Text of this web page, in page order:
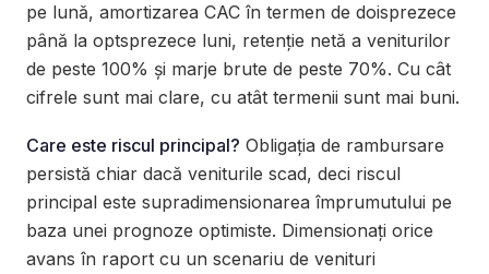
pe lună, amortizarea CAC în termen de doisprezece
până la optsprezece luni, retenție netă a veniturilor
de peste 100% și marje brute de peste 70%. Cu cât
cifrele sunt mai clare, cu atât termenii sunt mai buni.
Care este riscul principal? Obligația de rambursare
persistă chiar dacă veniturile scad, deci riscul
principal este supradimensionarea împrumutului pe
baza unei prognoze optimiste. Dimensionați orice
avans în raport cu un scenariu de venituri